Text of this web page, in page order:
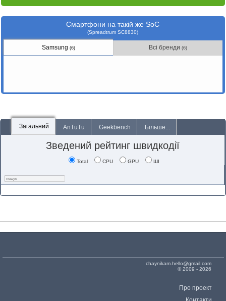
Смартфони на такій же SoC
(Spreadtrum SC8830)
Samsung (6) Всі бренди (6)
Загальний AnTuTu Geekbench Більше...
Зведений рейтинг швидкодії
Total CPU GPU ШІ
chaynikam.hello@gmail.com
© 2009 - 2026
Про проект